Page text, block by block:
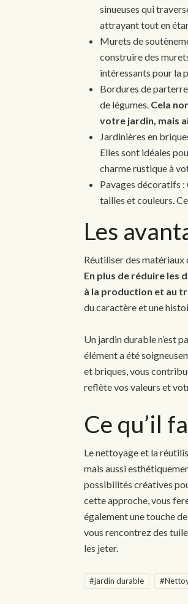
sinueuses qui
attrayant tout en
Murets de
construire des
intéressants pour la
Bordures de
de légumes. Cela
votre jardin, mais
Jardinières en
Elles sont idéales
charme rustique à
Pavages décoratifs
tailles et couleurs.
Les
Réutiliser des
En plus de réduire les
à la production et au
du caractère et une
Un jardin durable n’est
élément a été
et briques, vous
reflète vos valeurs et
Ce qu’il
Le nettoyage et la
mais aussi
possibilités créatives
cette approche, vous
également une touche
vous rencontrez des
les jeter.
#jardin durable